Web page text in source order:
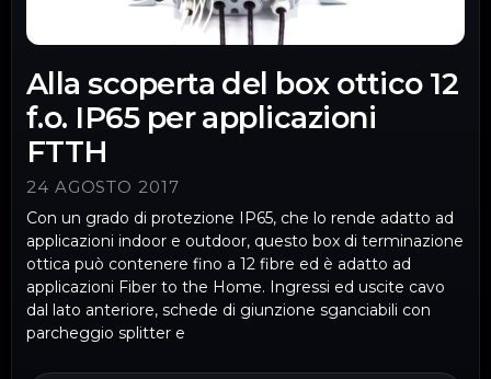
Alla scoperta del box ottico 12
f.o. IP65 per applicazioni
FTTH
24 AGOSTO 2017
Con un grado di protezione IP65, che lo rende adatto ad
applicazioni indoor e outdoor, questo box di terminazione
ottica può contenere fino a 12 fibre ed è adatto ad
applicazioni Fiber to the Home. Ingressi ed uscite cavo
dal lato anteriore, schede di giunzione sganciabili con
parcheggio splitter e